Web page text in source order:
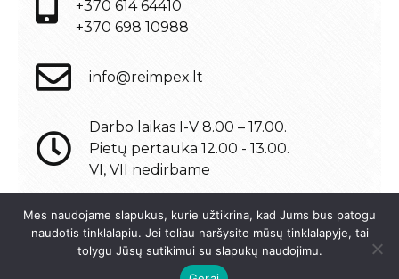
+370 614 64410
+370 698 10988
info@reimpex.lt
Darbo laikas I-V 8.00 – 17.00.
Pietų pertauka 12.00 - 13.00.
VI, VII nedirbame
© 2021 UAB "REIMPEX KAUNAS"
Jauna reklama
Mes naudojame slapukus, kurie užtikrina, kad Jums bus patogu
naudotis tinklalapiu. Jei toliau naršysite mūsų tinklalapyje, tai
tolygu Jūsų sutikimui su slapukų naudojimu.